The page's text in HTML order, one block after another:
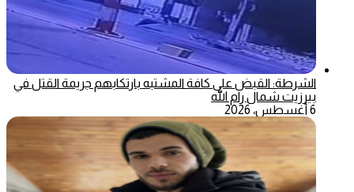
الشرطة: القبض على كافة المشتبه بارتكابهم جريمة القتل في
بيرزيت شمال رام الله
6 أغسطس، 2026